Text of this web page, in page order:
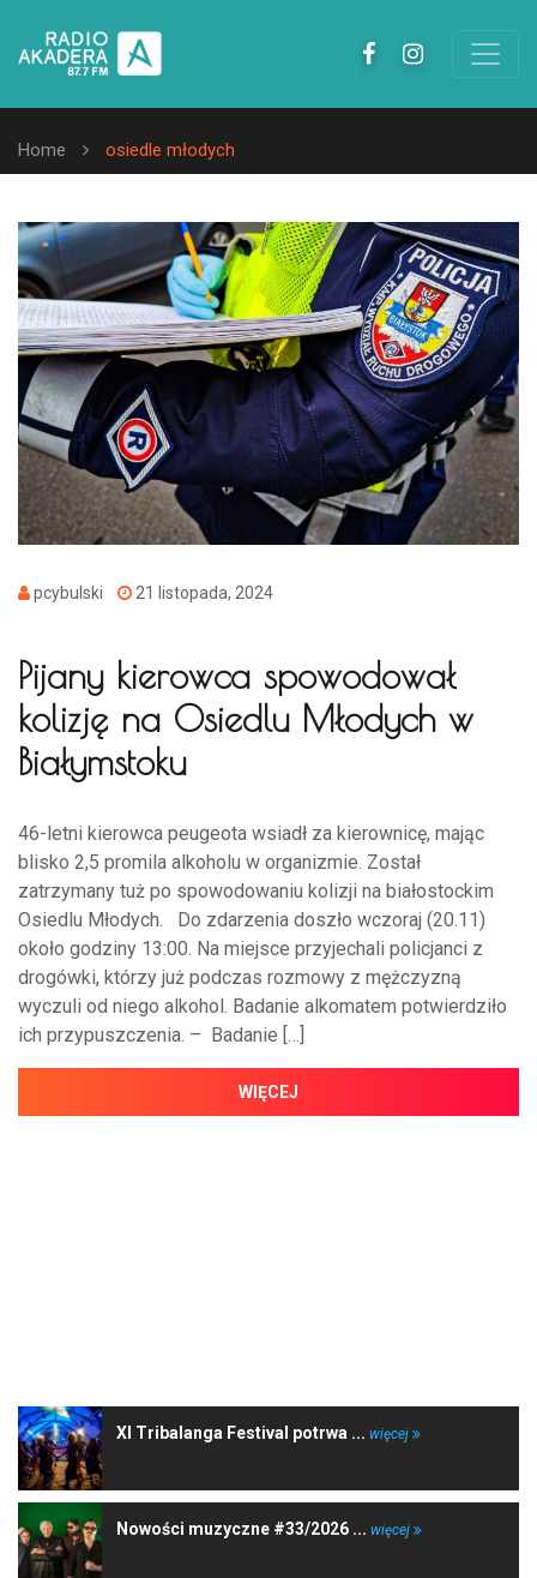
Home osiedle młodych
pcybulski 21 listopada, 2024
Pijany kierowca spowodował
kolizję na Osiedlu Młodych w
Białymstoku
46-letni kierowca peugeota wsiadł za kierownicę, mając
blisko 2,5 promila alkoholu w organizmie. Został
zatrzymany tuż po spowodowaniu kolizji na białostockim
Osiedlu Młodych. Do zdarzenia doszło wczoraj (20.11)
około godziny 13:00. Na miejsce przyjechali policjanci z
drogówki, którzy już podczas rozmowy z mężczyzną
wyczuli od niego alkohol. Badanie alkomatem potwierdziło
ich przypuszczenia. – Badanie […]
WIĘCEJ
XI Tribalanga Festival potrwa ... więcej
Nowości muzyczne #33/2026 ... więcej